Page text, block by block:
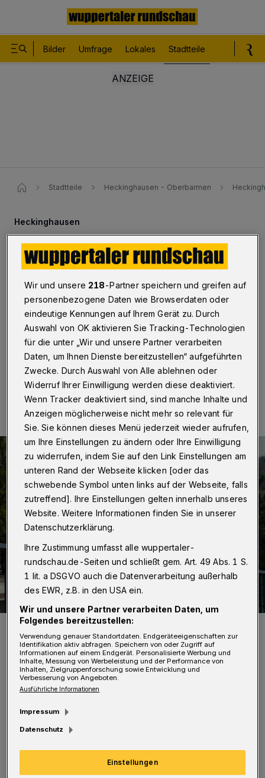
Bilder Umfrage Lokales Stadtteile
Stadtteile Heckinghausen - Oberbarmen
Heckinghausen
Schwerbehindertenparkplatz
soll verlegt werden
Wuppertal·Die SPD in Heckinghausen-Heidt
beantragt nach einem entsprechenden Hinweis aus der
Bevölkerung die Verlagerung eines Parkplatzes für
Schwerbehinderte auf der Heckinghauser Straße.
25.10.2023 , 09:00 Uhr Eine Minute Lesezeit
Heiko Meins.
Foto: Jens Grossmann
„Nach genauer Befassung mit dem Vorschlag
ist dieser berechtigt und nachvollziehbar, da
insbesondere im Bereich der Werléstraße eine
Konzentrierung von Arztpraxen vorhanden ist
Wir und unsere 218-Partner speichern und greifen auf
personenbezogene Daten wie Browserdaten oder
eindeutige Kennungen auf Ihrem Gerät zu. Durch
Auswahl von OK aktivieren Sie Tracking-Technologien
für die unter „Wir und unsere Partner verarbeiten
Daten, um Ihnen Dienste bereitzustellen“ aufgeführten
Zwecke. Durch Auswahl von Alle ablehnen oder
Widerruf Ihrer Einwilligung werden diese deaktiviert.
Wenn Tracker deaktiviert sind, sind manche Inhalte und
Anzeigen möglicherweise nicht mehr so relevant für
Sie. Sie können dieses Menü jederzeit wieder aufrufen,
um Ihre Einstellungen zu ändern oder Ihre Einwilligung
zu widerrufen, indem Sie auf den Link Einstellungen am
unteren Rand der Webseite klicken [oder das
schwebende Symbol unten links auf der Webseite, falls
zutreffend]. Ihre Einstellungen gelten innerhalb unseres
Website. Weitere Informationen finden Sie in unserer
Datenschutzerklärung.
Ihre Zustimmung umfasst alle wuppertaler-
rundschau.de-Seiten und schließt gem. Art. 49 Abs. 1 S.
1 lit. a DSGVO auch die Datenverarbeitung außerhalb
des EWR, z.B. in den USA ein.
Wir und unsere Partner verarbeiten Daten, um
Folgendes bereitzustellen:
Verwendung genauer Standortdaten. Endgeräteeigenschaften zur
Identifikation aktiv abfragen. Speichern von oder Zugriff auf
Informationen auf einem Endgerät. Personalisierte Werbung und
Inhalte, Messung von Werbeleistung und der Performance von
Inhalten, Zielgruppenforschung sowie Entwicklung und
Verbesserung von Angeboten.
Ausführliche Informationen
Impressum
Datenschutz
Einstellungen